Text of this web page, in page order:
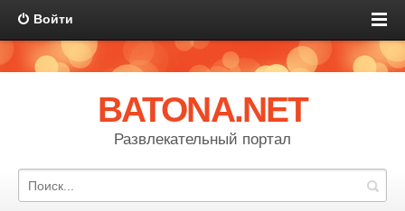
Войти
BATONA.NET
Развлекательный портал